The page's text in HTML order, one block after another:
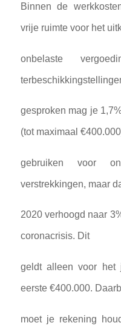
Binnen de
vrije ruimte voor het
onbelaste
gesproken mag je
(tot maximaal
gebruiken voor
verstrekkingen, maar
2020 verhoogd naar
coronacrisis. Dit
geldt alleen voor
eerste €400.000.
moet je rekening